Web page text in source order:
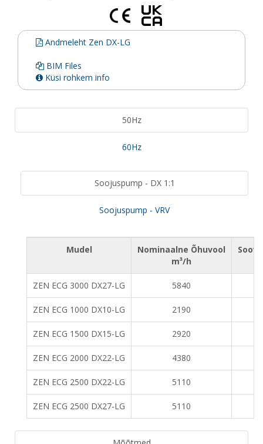
Andmeleht Zen DX-LG
BIM Files
Küsi rohkem info
50Hz
60Hz
Soojuspump - DX 1:1
Soojuspump - VRV
Mudel
Nominaalne Õhuvool
m³/h
ZEN ECG 3000 DX27-LG 5840
ZEN ECG 1000 DX10-LG 2190
ZEN ECG 1500 DX15-LG 2920
ZEN ECG 2000 DX22-LG 4380
ZEN ECG 2500 DX22-LG 5110
ZEN ECG 2500 DX27-LG 5110